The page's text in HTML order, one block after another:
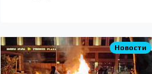
Новости